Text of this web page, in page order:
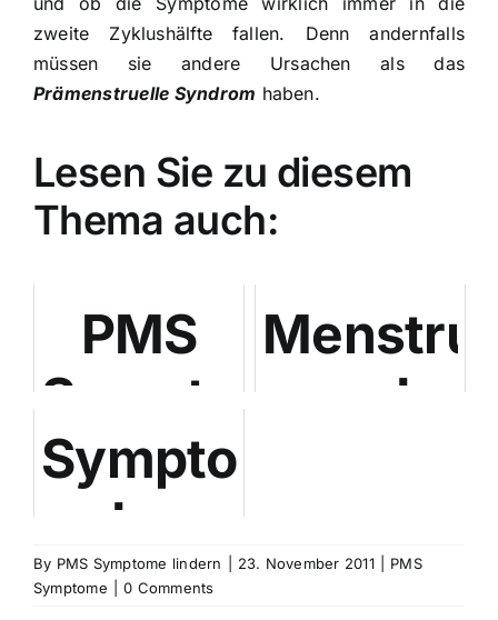
zweite Zyklushälfte fallen. Denn andernfalls
müssen sie andere Ursachen als das
Prämenstruelle Syndrom haben.
Lesen Sie zu diesem
Thema auch:
PMS
Symptome
und
Aggressionen
und
Symptome
des
PMS
By PMS Symptome lindern 23. November 2011
PMS
Symptome
0 Comments